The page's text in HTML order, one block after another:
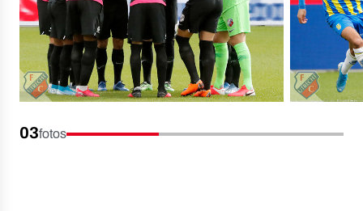
03fotos